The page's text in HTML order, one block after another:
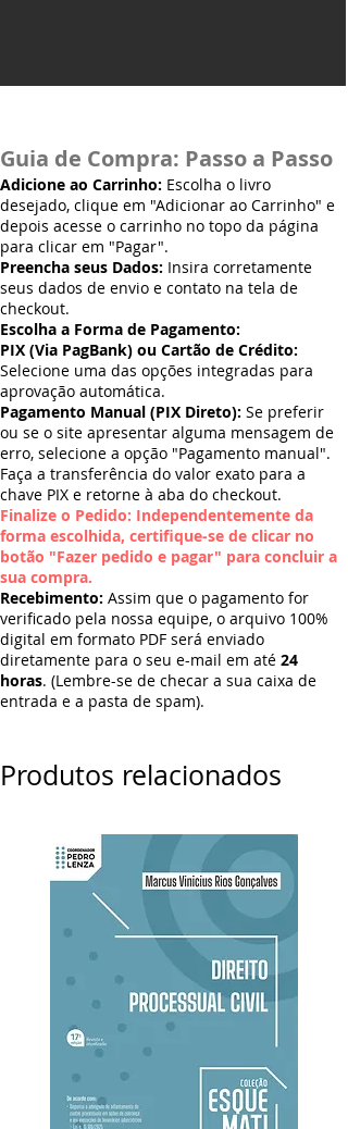
Guia de Compra: Passo a Passo
Adicione ao Carrinho: Escolha o livro
desejado, clique em "Adicionar ao Carrinho" e
depois acesse o carrinho no topo da página
para clicar em "Pagar".
Preencha seus Dados: Insira corretamente
seus dados de envio e contato na tela de
checkout.
Escolha a Forma de Pagamento:
PIX (Via PagBank) ou Cartão de Crédito:
Selecione uma das opções integradas para
aprovação automática.
Pagamento Manual (PIX Direto): Se preferir
ou se o site apresentar alguma mensagem de
erro, selecione a opção "Pagamento manual".
Faça a transferência do valor exato para a
chave PIX e retorne à aba do checkout.
Finalize o Pedido: Independentemente da
forma escolhida, certifique-se de clicar no
botão "Fazer pedido e pagar" para concluir a
sua compra.
Recebimento: Assim que o pagamento for
verificado pela nossa equipe, o arquivo 100%
digital em formato PDF será enviado
diretamente para o seu e-mail em até 24
horas. (Lembre-se de checar a sua caixa de
entrada e a pasta de spam).
Produtos relacionados